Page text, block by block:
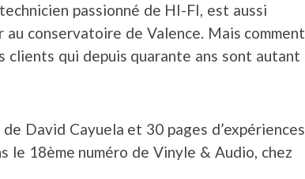
passionné de HI-FI, est aussi
conservatoire de Valence. Mais comment
clients qui depuis quarante ans sont autant
David Cayuela et 30 pages d’expériences
18ème numéro de Vinyle & Audio, chez